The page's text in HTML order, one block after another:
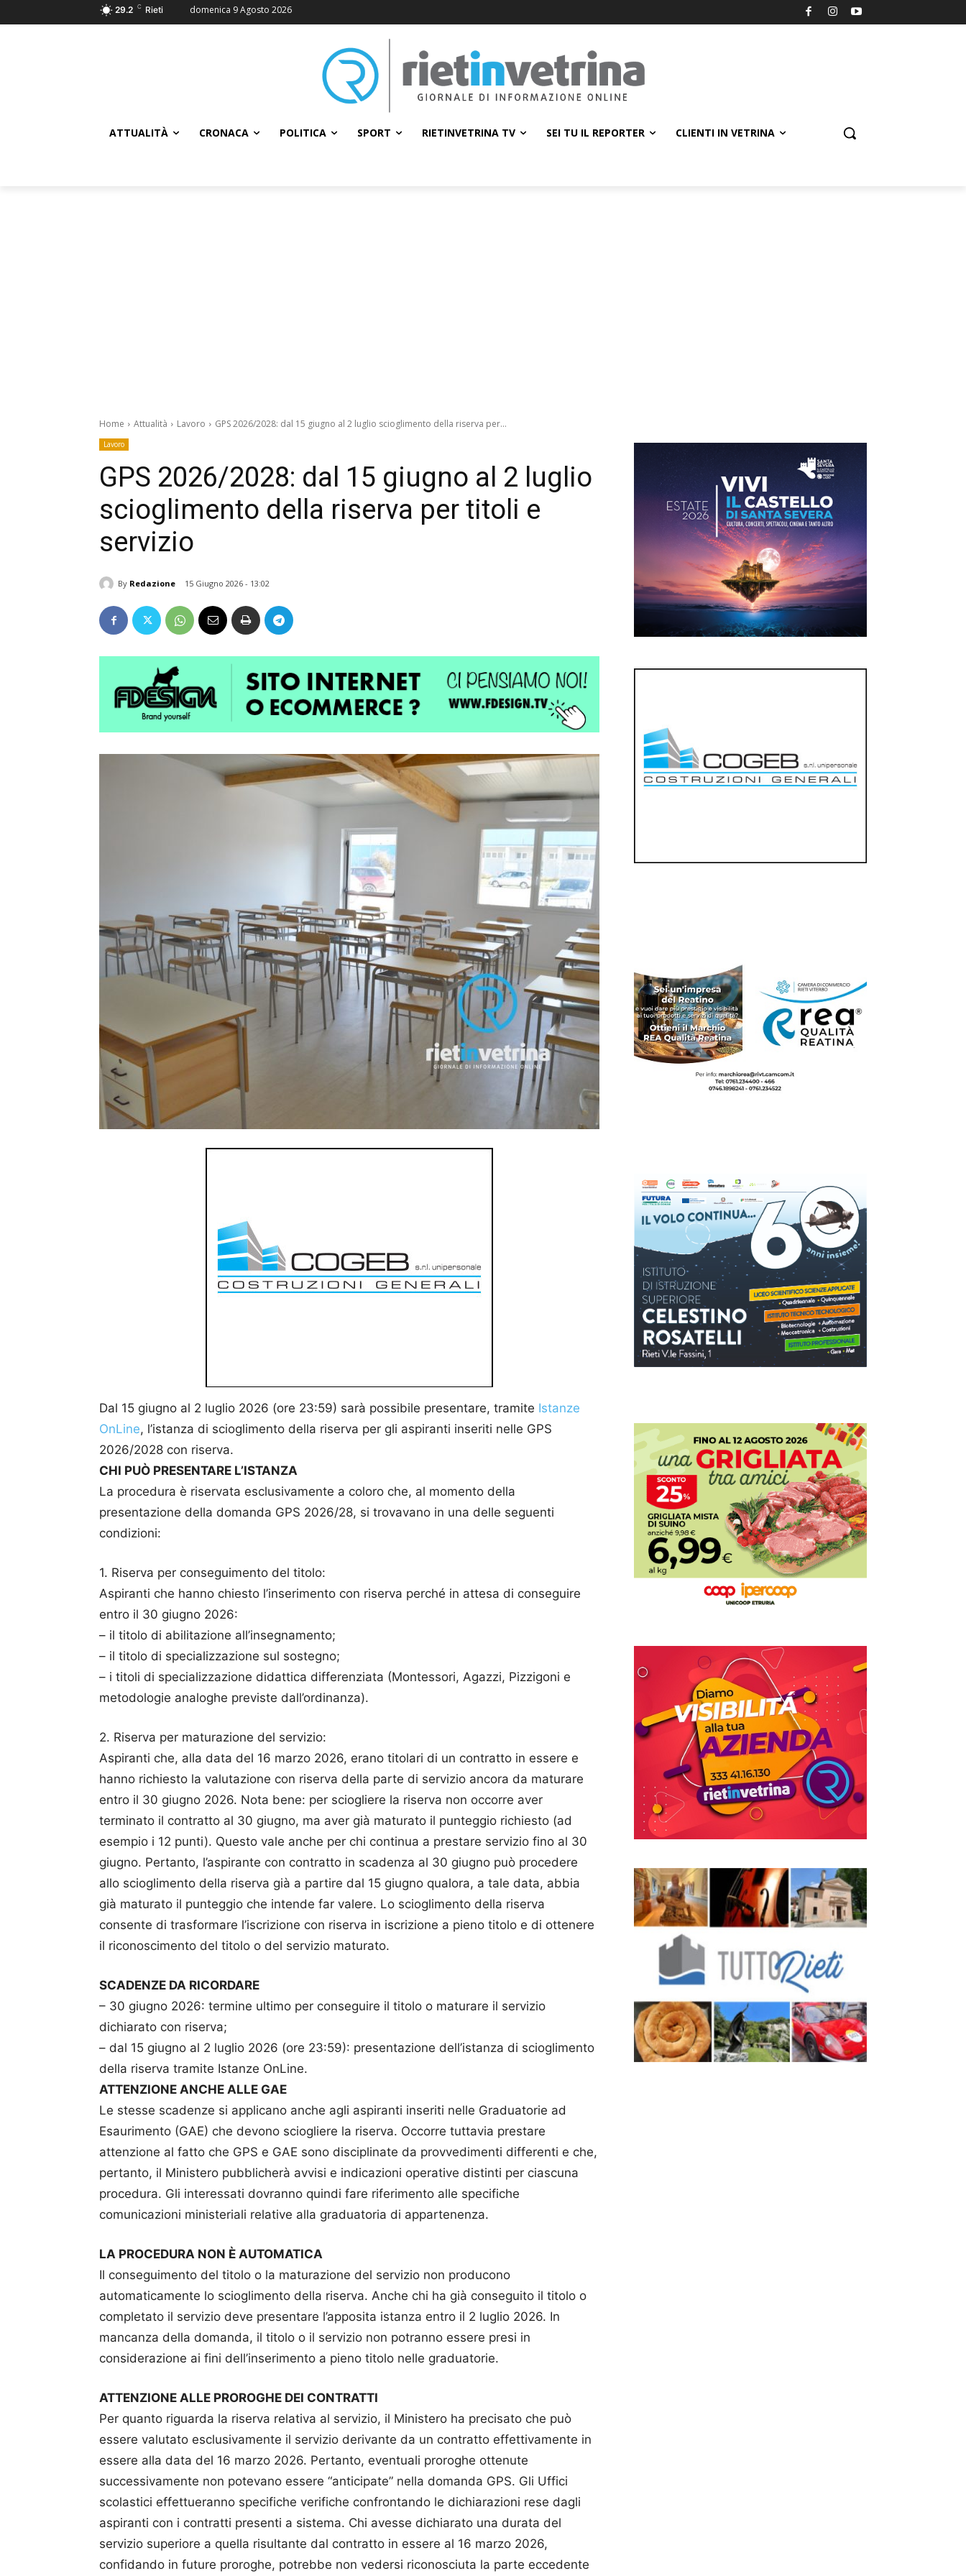
29.2 C Rieti domenica 9 Agosto 2026
ATTUALITÀ CRONACA POLITICA SPORT RIETINVETRINA TV SEI TU IL REPORTER CLIENTI IN VETRINA
Home Attualità Lavoro GPS 2026/2028: dal 15 giugno al 2 luglio scioglimento della riserva per...
Lavoro
GPS 2026/2028: dal 15 giugno al 2 luglio
scioglimento della riserva per titoli e
servizio
By Redazione 15 Giugno 2026 - 13:02
Dal 15 giugno al 2 luglio 2026 (ore 23:59) sarà possibile presentare, tramite Istanze
OnLine, l’istanza di scioglimento della riserva per gli aspiranti inseriti nelle GPS
2026/2028 con riserva.
CHI PUÒ PRESENTARE L’ISTANZA
La procedura è riservata esclusivamente a coloro che, al momento della
presentazione della domanda GPS 2026/28, si trovavano in una delle seguenti
condizioni:
1. Riserva per conseguimento del titolo:
Aspiranti che hanno chiesto l’inserimento con riserva perché in attesa di conseguire
entro il 30 giugno 2026:
– il titolo di abilitazione all’insegnamento;
– il titolo di specializzazione sul sostegno;
– i titoli di specializzazione didattica differenziata (Montessori, Agazzi, Pizzigoni e
metodologie analoghe previste dall’ordinanza).
2. Riserva per maturazione del servizio:
Aspiranti che, alla data del 16 marzo 2026, erano titolari di un contratto in essere e
hanno richiesto la valutazione con riserva della parte di servizio ancora da maturare
entro il 30 giugno 2026. Nota bene: per sciogliere la riserva non occorre aver
terminato il contratto al 30 giugno, ma aver già maturato il punteggio richiesto (ad
esempio i 12 punti). Questo vale anche per chi continua a prestare servizio fino al 30
giugno. Pertanto, l’aspirante con contratto in scadenza al 30 giugno può procedere
allo scioglimento della riserva già a partire dal 15 giugno qualora, a tale data, abbia
già maturato il punteggio che intende far valere. Lo scioglimento della riserva
consente di trasformare l’iscrizione con riserva in iscrizione a pieno titolo e di ottenere
il riconoscimento del titolo o del servizio maturato.
SCADENZE DA RICORDARE
– 30 giugno 2026: termine ultimo per conseguire il titolo o maturare il servizio
dichiarato con riserva;
– dal 15 giugno al 2 luglio 2026 (ore 23:59): presentazione dell’istanza di scioglimento
della riserva tramite Istanze OnLine.
ATTENZIONE ANCHE ALLE GAE
Le stesse scadenze si applicano anche agli aspiranti inseriti nelle Graduatorie ad
Esaurimento (GAE) che devono sciogliere la riserva. Occorre tuttavia prestare
attenzione al fatto che GPS e GAE sono disciplinate da provvedimenti differenti e che,
pertanto, il Ministero pubblicherà avvisi e indicazioni operative distinti per ciascuna
procedura. Gli interessati dovranno quindi fare riferimento alle specifiche
comunicazioni ministeriali relative alla graduatoria di appartenenza.
LA PROCEDURA NON È AUTOMATICA
Il conseguimento del titolo o la maturazione del servizio non producono
automaticamente lo scioglimento della riserva. Anche chi ha già conseguito il titolo o
completato il servizio deve presentare l’apposita istanza entro il 2 luglio 2026. In
mancanza della domanda, il titolo o il servizio non potranno essere presi in
considerazione ai fini dell’inserimento a pieno titolo nelle graduatorie.
ATTENZIONE ALLE PROROGHE DEI CONTRATTI
Per quanto riguarda la riserva relativa al servizio, il Ministero ha precisato che può
essere valutato esclusivamente il servizio derivante da un contratto effettivamente in
essere alla data del 16 marzo 2026. Pertanto, eventuali proroghe ottenute
successivamente non potevano essere “anticipate” nella domanda GPS. Gli Uffici
scolastici effettueranno specifiche verifiche confrontando le dichiarazioni rese dagli
aspiranti con i contratti presenti a sistema. Chi avesse dichiarato una durata del
servizio superiore a quella risultante dal contratto in essere al 16 marzo 2026,
confidando in future proroghe, potrebbe non vedersi riconosciuta la parte eccedente